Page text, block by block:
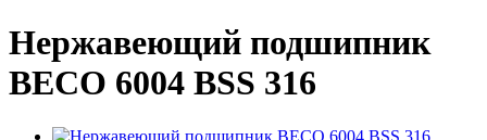
Нержавеющий подшипник
BECO 6004 BSS 316